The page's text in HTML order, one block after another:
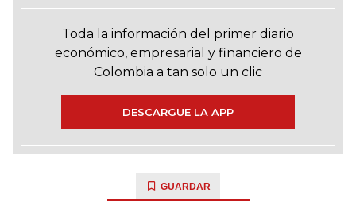
Toda la información del primer diario
económico, empresarial y financiero de
Colombia a tan solo un clic
DESCARGUE LA APP
GUARDAR